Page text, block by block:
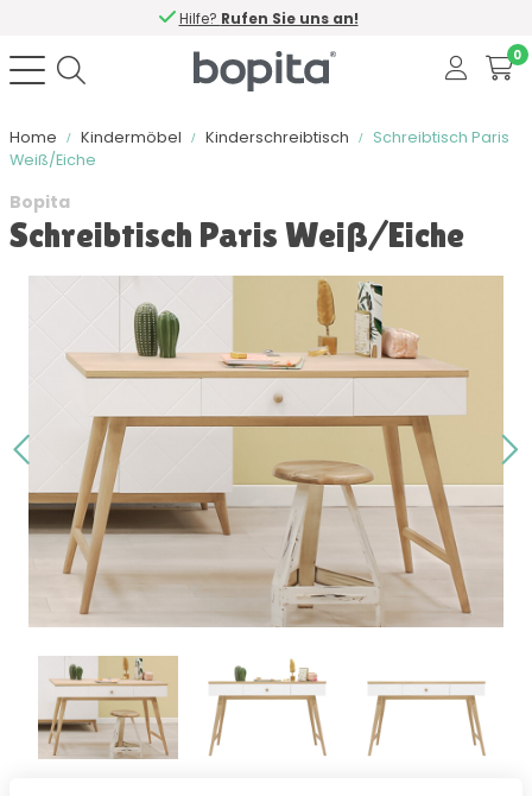
Hilfe? Rufen Sie uns an!
0
Home Kindermöbel Kinderschreibtisch
Schreibtisch Paris
Weiß/Eiche
Bopita
Schreibtisch Paris Weiß/Eiche